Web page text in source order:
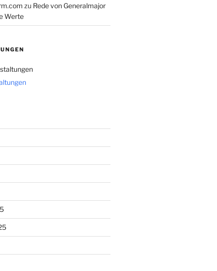
zu Rede von Generalmajor
Werte